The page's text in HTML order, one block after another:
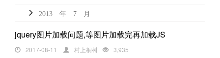
2013 年 7 月
jquery图片加载问题,等图片加载完再加载JS
2017-08-11 村上桐树 3,935